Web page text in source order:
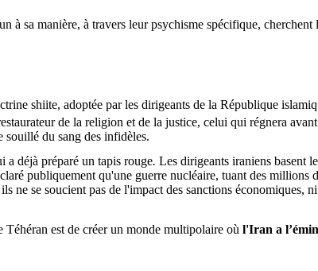
sa manière, à travers leur psychisme spécifique, cherchent
shiite, adoptée par les dirigeants de la République
de la religion et de la justice, celui qui régnera
souillé du sang des infidèles.
a déjà préparé un tapis rouge. Les dirigeants iraniens basent
publiquement qu'une guerre nucléaire, tuant des millions
ne se soucient pas de l'impact des sanctions économiques,
est de créer un monde multipolaire où l'Iran a